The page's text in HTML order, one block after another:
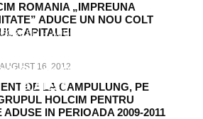
ROMANIA „IMPREUNA
ADUCE UN NOU COLT
CAPITALEI
· AUGUST 16, 2012
de Ciment Holcim de
la Alesd
AUGUST 16, 2012
DE LA CAMPULUNG, PE
HOLCIM PENTRU
ADUSE IN PERIOADA 2009-2011